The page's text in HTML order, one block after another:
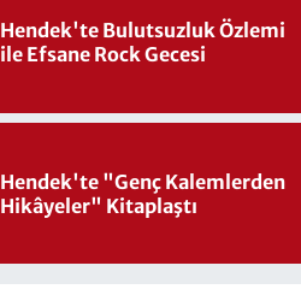
Hendek'te Bulutsuzluk Özlemi
ile Efsane Rock Gecesi
Hendek'te "Genç Kalemlerden
Hikâyeler" Kitaplaştı